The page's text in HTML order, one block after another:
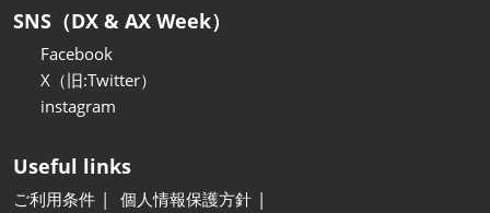
SNS（DX & AX Week）
Facebook
X（旧:Twitter）
instagram
Useful links
ご利用条件
個人情報保護方針